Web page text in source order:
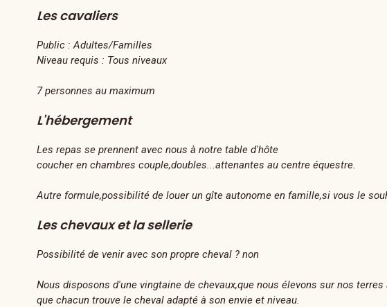
Les cavaliers
Public : Adultes/Familles
Niveau requis : Tous niveaux
7 personnes au maximum
L'hébergement
Les repas se prennent avec nous à notre table d'hôte
coucher en chambres couple,doubles...attenantes au centre équestre.
Autre formule,possibilité de louer un gîte autonome en famille,si vous le
Les chevaux et la sellerie
Possibilité de venir avec son propre cheval ? non
Nous disposons d'une vingtaine de chevaux,que nous élevons sur nos
que chacun trouve le cheval adapté à son envie et niveau.